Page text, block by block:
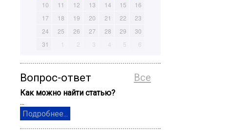
10
11 12 13 14 15
16
17
18 19 20 21 22
23
24
25 26 27 28 29
30
31
1 2 3 4 5 6
Все
Вопрос-ответ
Как можно найти статью?
...
Подробнее...